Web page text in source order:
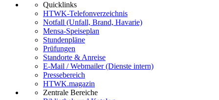
Quicklinks
HTWK-Telefonverzeichnis
Notfall (Unfall, Brand, Havarie)
Mensa-Speiseplan
Stundenpläne
Prüfungen
Standorte & Anreise
E-Mail / Webmailer (Dienste intern)
Pressebereich
HTWK.magazin
Zentrale Bereiche